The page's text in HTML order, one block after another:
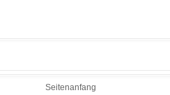
Seitenanfang